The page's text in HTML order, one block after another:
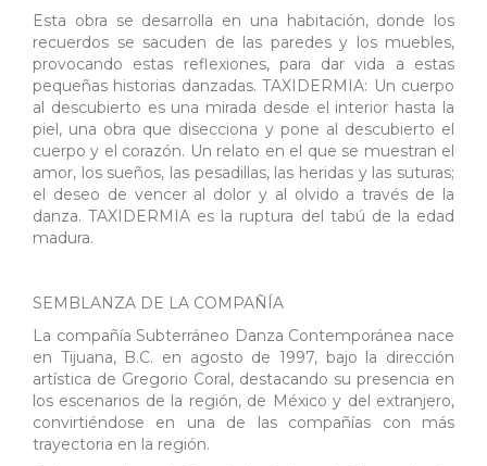
Esta obra se desarrolla en una habitación, donde los
recuerdos se sacuden de las paredes y los muebles,
provocando estas reflexiones, para dar vida a estas
pequeñas historias danzadas. TAXIDERMIA: Un cuerpo
al descubierto es una mirada desde el interior hasta la
piel, una obra que disecciona y pone al descubierto el
cuerpo y el corazón. Un relato en el que se muestran el
amor, los sueños, las pesadillas, las heridas y las suturas;
el deseo de vencer al dolor y al olvido a través de la
danza. TAXIDERMIA es la ruptura del tabú de la edad
madura.
SEMBLANZA DE LA COMPAÑÍA
La compañía Subterráneo Danza Contemporánea nace
en Tijuana, B.C. en agosto de 1997, bajo la dirección
artística de Gregorio Coral, destacando su presencia en
los escenarios de la región, de México y del extranjero,
convirtiéndose en una de las compañías con más
trayectoria en la región.